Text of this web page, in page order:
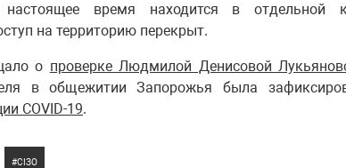
настоящее время находится в
на территорию перекрыт.
о проверке Людмилой Денисовой
в общежитии Запорожья была
COVID-19.
СІЗО